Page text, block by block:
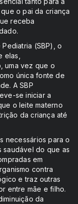
o pai da criança
receba
(SBP), o
elas,
uma vez que o
única fonte de
A SBP
se iniciar a
o leite materno
da criança até
necessários para o
saudável do que as
em
contra
e traz outras
entre mãe e filho.
da